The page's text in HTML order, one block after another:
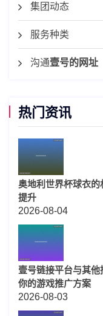
集团动态
服务种类
沟通壹号的网址
热门资讯
奥地利世界杯球衣
提升
2026-08-04
壹号链接平台与其
你的游戏推广方案
2026-08-03